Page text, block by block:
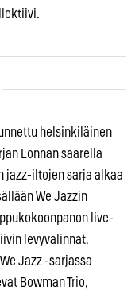
helsinkiläinen
Lonnan saarella
jazz-iltojen sarja alkaa
We Jazzin
live-
levyvalinnat.
Jazz -sarjassa
Bowman Trio,